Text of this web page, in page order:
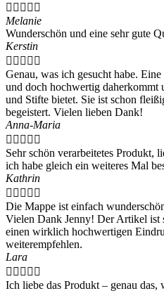
    
Melanie
Wunderschön und eine sehr gute
Kerstin
    
Genau, was ich gesucht habe.
und doch hochwertig daherkommt
und Stifte bietet. Sie ist schon
begeistert. Vielen lieben Dank!
Anna-Maria
    
Sehr schön verarbeitetes Produkt,
ich habe gleich ein weiteres Mal
Kathrin
    
Die Mappe ist einfach
Vielen Dank Jenny! Der Artikel ist
einen wirklich hochwertigen
weiterempfehlen.
Lara
    
Ich liebe das Produkt – genau das,